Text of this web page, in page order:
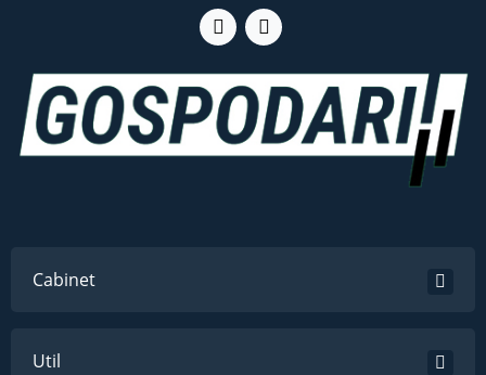
Cabinet
Util